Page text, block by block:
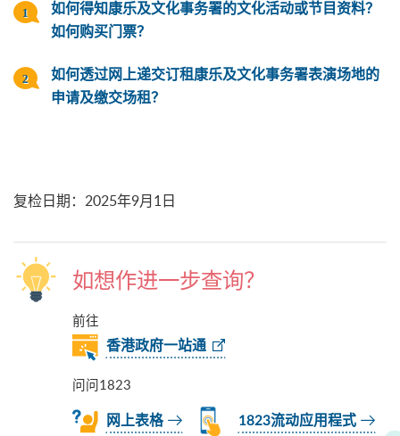
如何得知康乐及文化事务署的文化活动或节目资料？
如何购买门票？
如何透过网上递交订租康乐及文化事务署表演场地的
申请及缴交场租？
复检日期： 2025年9月1日
如想作进一步查询？
前往
香港政府一站通
问问1823
网上表格 1823流动应用程式